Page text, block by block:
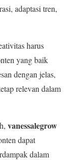
adaptasi tren,
harus
yang baik
dengan jelas,
relevan dalam
vanessalegrow
dapat
dalam